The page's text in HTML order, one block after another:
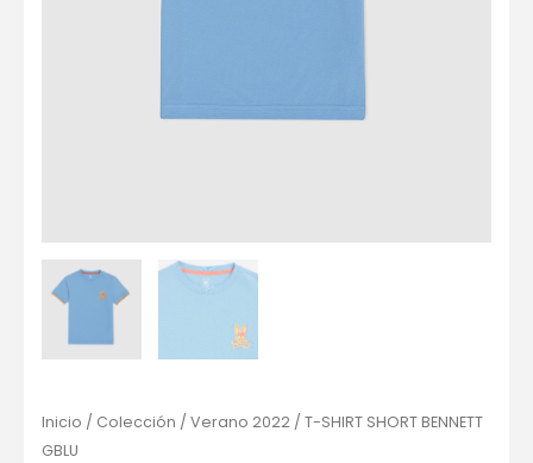
Inicio / Colección / Verano 2022 / T-SHIRT SHORT BENNETT
GBLU